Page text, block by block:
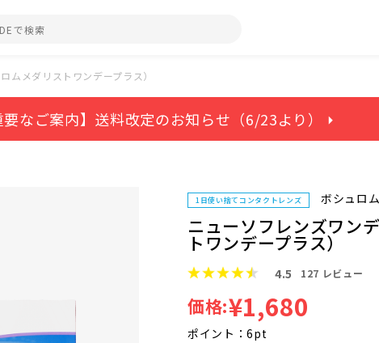
ムメダリストワンデープラス）
要なご案内】送料改定のお知らせ（6/23より） ⏵
1日使い捨てコンタクトレンズ ボシュロム
ニューソフレンズワン
トワンデープラス）
4.5 127 レビュー
価格:¥1,680
ポイント：6pt